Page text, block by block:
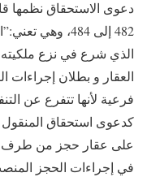
دعوى الاستحقاق نظمها
482 إلى 484،
الذي شرع في نزع ملكيته
العقار و بطلان إجراءات
فرعية لأنها تتفرع عن
كدعوى استحقاق
على عقار حجز من طرف
في إجراءات الحجز